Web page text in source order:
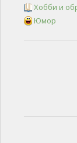
Хобби и
Юмор